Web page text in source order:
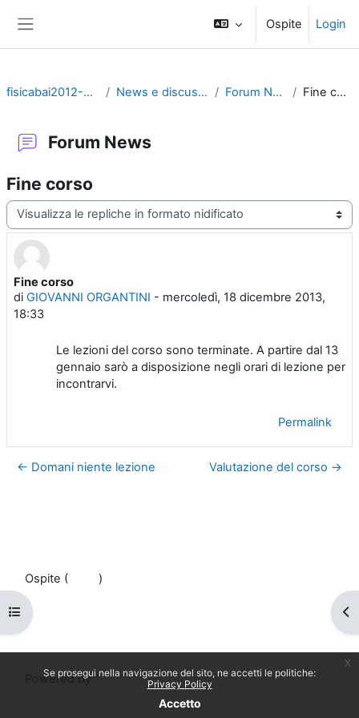
Se prosegui nella navigazione del sito, ne accetti le politiche:
Privacy Policy
Accetto
x
Ospite Login
Apri indice del corso
fisicabai2012-2020 News e discussioni Forum News Fine corso
Forum News
Fine corso
Modalità visualizzazione
Fine corso
di GIOVANNI ORGANTINI - mercoledì, 18 dicembre 2013,
18:33
Numero di risposte: 0
Le lezioni del corso sono terminate. A partire dal 13
gennaio sarò a disposizione negli orari di lezione per
incontrarvi.
Permalink
← Domani niente lezione Valutazione del corso →
Ospite (
)
Politiche
Ottieni l'app mobile
Powered byMoodle